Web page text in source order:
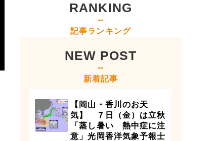
RANKING
記事ランキング
NEW POST
新着記事
【岡山・香川のお天
気】 ７日（金）は立秋
「蒸し暑い 熱中症に注
意」光岡香洋気象予報士